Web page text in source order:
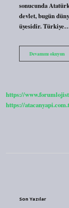
sonucunda
devlet, bugün
üyesidir.
Devamını okuyun
https://
https://
Son Yazılar